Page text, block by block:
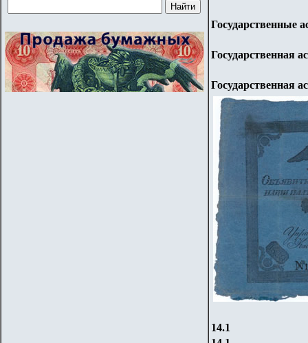
Государственные
Государственная
Государственная
14.1